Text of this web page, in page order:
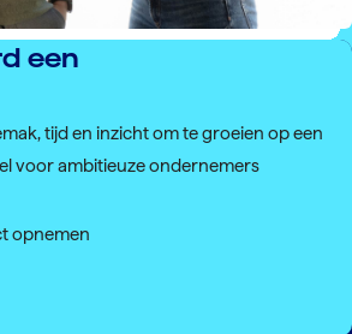
een
tijd en inzicht om te groeien op een
voor ambitieuze ondernemers
opnemen